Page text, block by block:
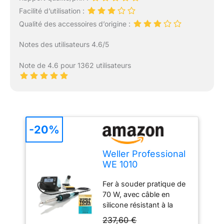
Facilité d’utilisation :
Qualité des accessoires d’origine :
Notes des utilisateurs 4.6/5
Note de 4.6 pour 1362 utilisateurs
Weller Professional
WE 1010
Station de Soudage
Numérique à 1
Canal, 70 W/230 V,
Plage de
Fer à souder pratique de
70 W, avec câble en
silicone résistant à la
chaleur pour une
237,60 €
-20%